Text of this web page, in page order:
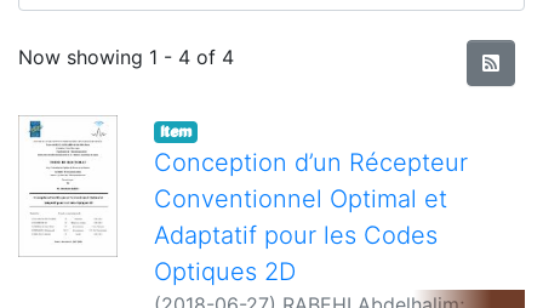
Recent Submissions
Now showing 1 - 4 of 4
Item
Conception d’un Récepteur
Conventionnel Optimal et
Adaptatif pour les Codes
Optiques 2D